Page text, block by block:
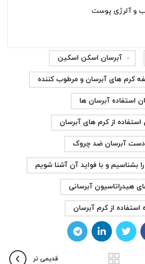
و آلرژی پوست
آبرسان اسکن اسکین
کرم های آبرسان و مرطوب کننده
استفاده آبرسان ها
استفاده از کرم‌ های آبرسان
دست آبرسان ضد چروک
بشناسیم و با فواید آن آشنا شویم
هیدراتاسیون آبرسانی
استفاده از کرم آبرسان
قدیمی تر